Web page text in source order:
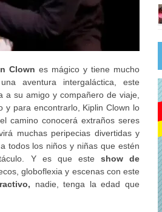
Clown es mágico y tiene mucho
aventura intergaláctica, este
su amigo y compañero de viaje,
y para encontrarlo, Kiplin Clown lo
camino conocerá extraños seres
muchas peripecias divertidas y
todos los niños y niñas que estén
Y es que este show de
globoflexia y escenas con este
nadie, tenga la edad que